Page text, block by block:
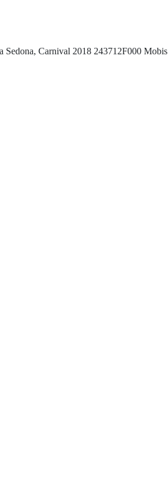
Sedona, Carnival 2018 243712F000 Mobis